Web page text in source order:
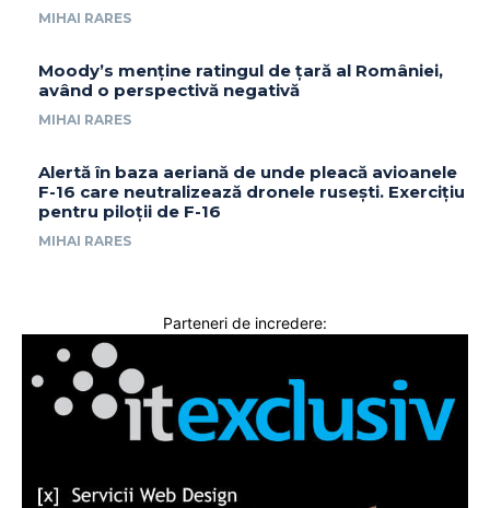
MIHAI RARES
Moody’s menține ratingul de țară al României,
având o perspectivă negativă
MIHAI RARES
Alertă în baza aeriană de unde pleacă avioanele
F-16 care neutralizează dronele rusești. Exercițiu
pentru piloții de F-16
MIHAI RARES
Parteneri de incredere: